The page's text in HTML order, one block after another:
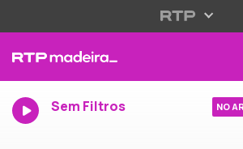
Sem Filtros NO AR